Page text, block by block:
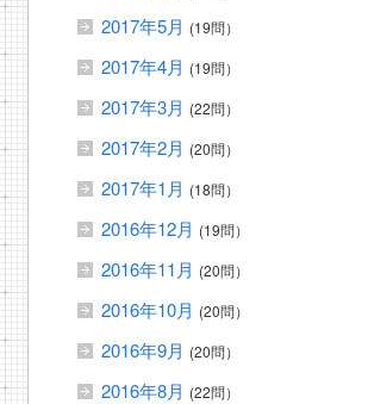
2017年5月 (19問）
2017年4月 (19問）
2017年3月 (22問）
2017年2月 (20問）
2017年1月 (18問）
2016年12月 (19問）
2016年11月 (20問）
2016年10月 (20問）
2016年9月 (20問）
2016年8月 (22問）